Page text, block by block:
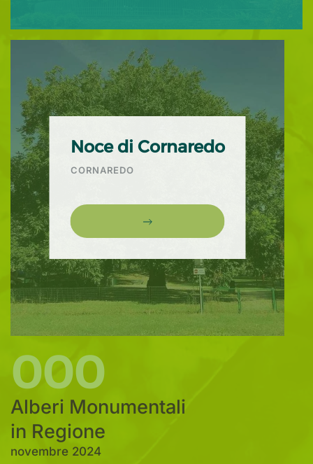
Noce di Cornaredo
CORNAREDO
000
Alberi Monumentali
in Regione
novembre 2024